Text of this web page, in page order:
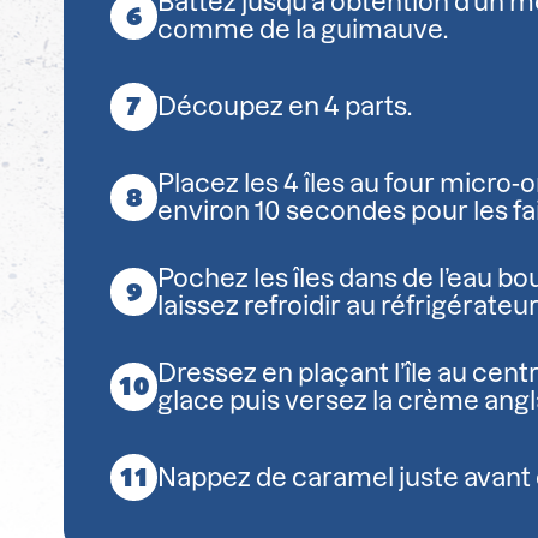
comme de la guimauve.
Découpez en 4 parts.
Placez les 4 îles au four micro-
environ 10 secondes pour les
Pochez les îles dans de l’eau
laissez refroidir au
Dressez en plaçant l’île au
glace puis versez la crème
Nappez de caramel juste avant